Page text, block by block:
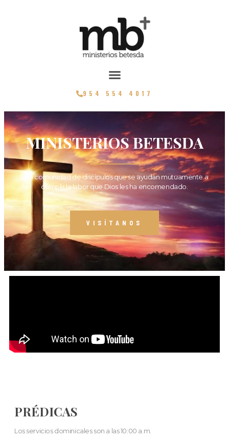
954 554 4017
MINISTERIOS BETESDA
Una comunidad de discípulos que se ayudan mutuamente a
cumplir la labor que Dios les ha encomendado.
VISÍTANOS
PRÉDICAS
Los servicios dominicales son a las 10:00 a.m.